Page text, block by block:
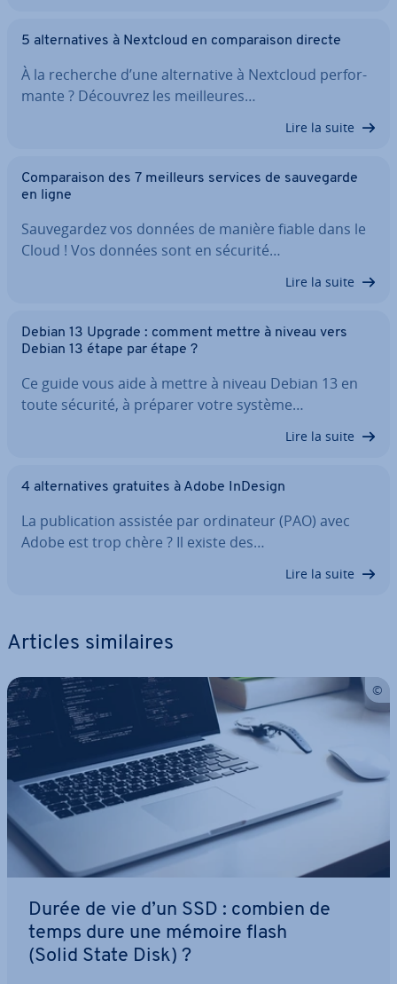
5 al­ter­na­tives à Nextcloud en com­pa­rai­son directe
À la recherche d’une al­ter­na­tive à Nextcloud per­for­
mante ? Découvrez les meil­leures…
Lire la suite
Com­pa­rai­son des 7 meilleurs services de sau­ve­garde
en ligne
Sau­ve­gar­dez vos données de manière fiable dans le
Cloud ! Vos données sont en sécurité…
Lire la suite
Debian 13 Upgrade : comment mettre à niveau vers
Debian 13 étape par étape ?
Ce guide vous aide à mettre à niveau Debian 13 en
toute sécurité, à préparer votre système…
Lire la suite
4 al­ter­na­tives gratuites à Adobe InDesign
La pu­bli­ca­tion assistée par or­di­na­teur (PAO) avec
Adobe est trop chère ? Il existe des…
Lire la suite
Articles si­mi­laires
Durée de vie d’un SSD : combien de
temps dure une mémoire flash
(Solid State Disk) ?